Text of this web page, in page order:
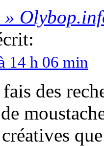
14 h 06 min
des